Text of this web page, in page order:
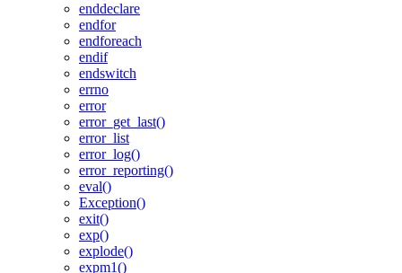
enddeclare
endfor
endforeach
endif
endswitch
errno
error
error_get_last()
error_list
error_log()
error_reporting()
eval()
Exception()
exit()
exp()
explode()
expm1()